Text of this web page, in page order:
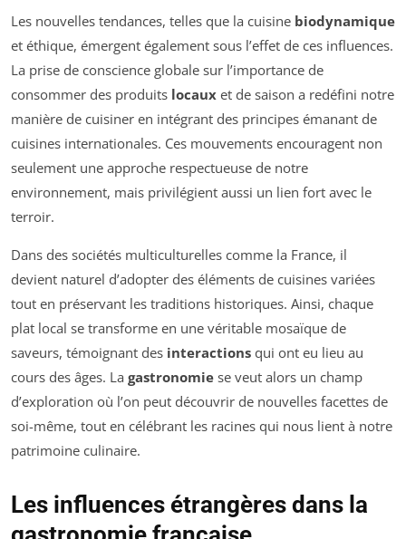
Les nouvelles tendances, telles que la cuisine biodynamique
et éthique, émergent également sous l’effet de ces influences.
La prise de conscience globale sur l’importance de
consommer des produits locaux et de saison a redéfini notre
manière de cuisiner en intégrant des principes émanant de
cuisines internationales. Ces mouvements encouragent non
seulement une approche respectueuse de notre
environnement, mais privilégient aussi un lien fort avec le
terroir.
Dans des sociétés multiculturelles comme la France, il
devient naturel d’adopter des éléments de cuisines variées
tout en préservant les traditions historiques. Ainsi, chaque
plat local se transforme en une véritable mosaïque de
saveurs, témoignant des interactions qui ont eu lieu au
cours des âges. La gastronomie se veut alors un champ
d’exploration où l’on peut découvrir de nouvelles facettes de
soi-même, tout en célébrant les racines qui nous lient à notre
patrimoine culinaire.
Les influences étrangères dans la